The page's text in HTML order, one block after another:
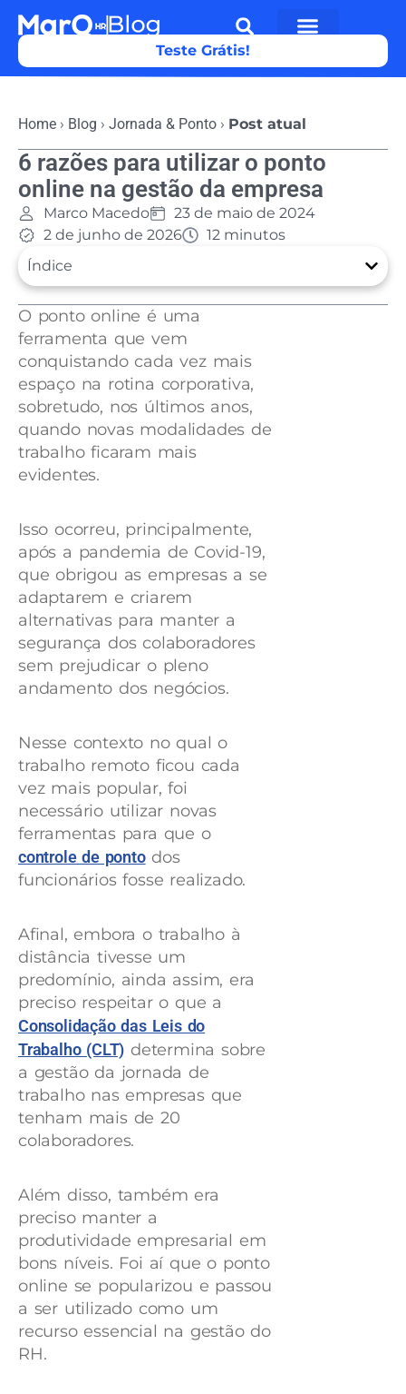
Teste Grátis!
Home › Blog › Jornada & Ponto › Post atual
6 razões para utilizar o ponto
online na gestão da empresa
Marco Macedo
23 de maio de 2024
2 de junho de 2026
12 minutos
Índice
O ponto online é uma
ferramenta que vem
conquistando cada vez mais
espaço na rotina corporativa,
sobretudo, nos últimos anos,
quando novas modalidades de
trabalho ficaram mais
evidentes.
Isso ocorreu, principalmente,
após a pandemia de Covid-19,
que obrigou as empresas a se
adaptarem e criarem
alternativas para manter a
segurança dos colaboradores
sem prejudicar o pleno
andamento dos negócios.
Nesse contexto no qual o
trabalho remoto ficou cada
vez mais popular, foi
necessário utilizar novas
ferramentas para que o
controle de pontodos
funcionários fosse realizado.
Afinal, embora o trabalho à
distância tivesse um
predomínio, ainda assim, era
preciso respeitar o que a
Consolidação das Leis do
Trabalho (CLT) determina sobre
a gestão da jornada de
trabalho nas empresas que
tenham mais de 20
colaboradores.
Além disso, também era
preciso manter a
produtividade empresarial em
bons níveis. Foi aí que o ponto
online se popularizou e passou
a ser utilizado como um
recurso essencial na gestão do
RH.